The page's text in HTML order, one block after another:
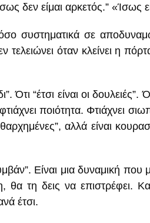
δεν είμαι αρκετός.” «Ίσως
συστηματικά σε
όταν κλείνει η
“έτσι είναι οι δουλειές”.
ποιότητα. Φτιάχνει
αλλά είναι
Είναι μια δυναμική
τη δεις να επιστρέφει.
έτσι.